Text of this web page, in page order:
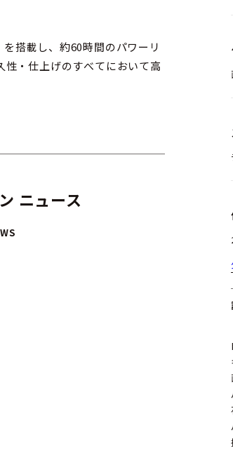
搭載し、約60時間のパワーリ
・仕上げのすべてにおいて高
し、工具不要で簡単に付け替
ニュース